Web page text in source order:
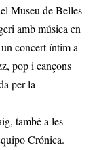
Museu de Belles
amb música en
concert íntim a
pop i cançons
per la
també a les
Crónica.